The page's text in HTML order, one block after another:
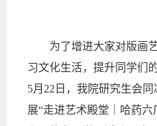
为了增进大家对版画
习文化生活，提升同学们
5月 22 日，我院研究生会
展“走进艺术殿堂｜哈药